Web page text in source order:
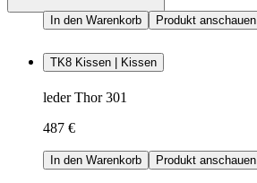
In den Warenkorb Produkt anschauen
TK8 Kissen | Kissen
leder Thor 301
487 €
In den Warenkorb Produkt anschauen